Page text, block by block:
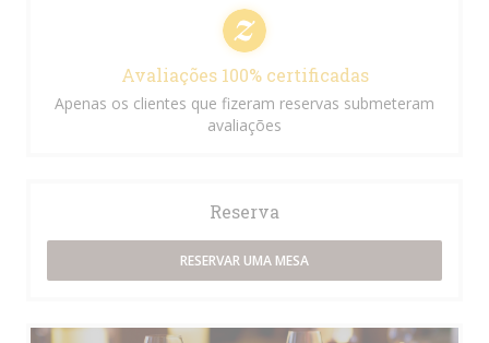
Avaliações 100% certificadas
Apenas os clientes que fizeram reservas submeteram
avaliações
Reserva
RESERVAR UMA MESA